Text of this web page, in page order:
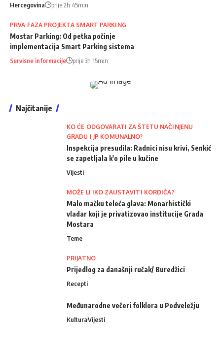
Hercegovina prije 2h 45min
PRVA FAZA PROJEKTA SMART PARKING
Mostar Parking: Od petka počinje
implementacija Smart Parking sistema
Servisne informacije prije 3h 15min
Najčitanije
KO ĆE ODGOVARATI ZA ŠTETU NAČINJENU
GRADU I JP KOMUNALNO?
Inspekcija presudila: Radnici nisu krivi, Senkić
se zapetljala k'o pile u kučine
Vijesti
MOŽE LI IKO ZAUSTAVITI KORDIĆA?
Malo mačku teleća glava: Monarhistički
vladar koji je privatizovao institucije Grada
Mostara
Teme
PRIJATNO
Prijedlog za današnji ručak/ Buredžici
Recepti
Međunarodne večeri folklora u Podveležju
KulturaVijesti